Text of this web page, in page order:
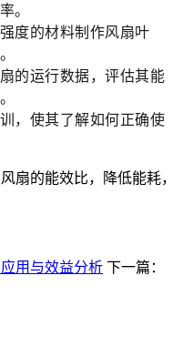
。
度的材料制作风扇叶
的运行数据，评估其能
，使其了解如何正确使
扇的能效比，降低能耗，
用与效益分析 下一篇：